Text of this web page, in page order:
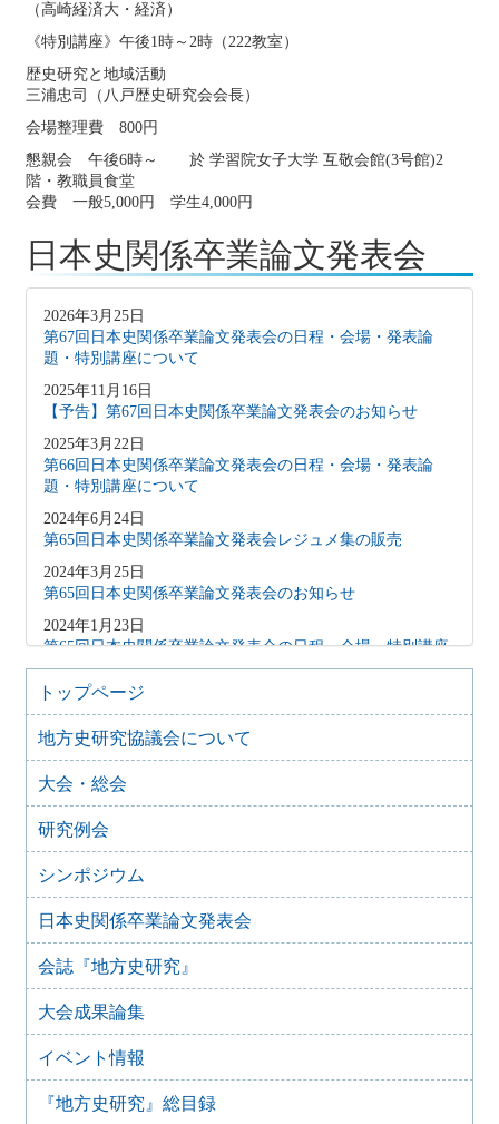
（高崎経済大・経済）
《特別講座》午後1時～2時（222教室）
歴史研究と地域活動
三浦忠司（八戸歴史研究会会長）
会場整理費 800円
懇親会 午後6時～ 於 学習院女子大学 互敬会館(3号館)2
階・教職員食堂
会費 一般5,000円 学生4,000円
日本史関係卒業論文発表会
2026年3月25日
第67回日本史関係卒業論文発表会の日程・会場・発表論
題・特別講座について
2025年11月16日
【予告】第67回日本史関係卒業論文発表会のお知らせ
2025年3月22日
第66回日本史関係卒業論文発表会の日程・会場・発表論
題・特別講座について
2024年6月24日
第65回日本史関係卒業論文発表会レジュメ集の販売
2024年3月25日
第65回日本史関係卒業論文発表会のお知らせ
2024年1月23日
第65回日本史関係卒業論文発表会の日程・会場・特別講座
について
2023年3月20日
第64回日本史関係卒業論文発表会の日程・会場・特別講座
について
2022年3月17日
第63回日本史関係卒業論文発表会
2021年4月21日
第61回日本史関係卒業論文発表会
2021年3月25日
第62回日本史関係卒業論文発表会のご案内
2020年3月29日
第61回日本史関係卒業論文発表会 延期のお知らせ
第60回日本史関係卒業論文発表会のご案内
2019年2月19日
第60回日本史関係卒業論文発表会の日程・会場について
トップページ
地方史研究協議会について
大会・総会
研究例会
シンポジウム
日本史関係卒業論文発表会
会誌『地方史研究』
大会成果論集
イベント情報
『地方史研究』総目録